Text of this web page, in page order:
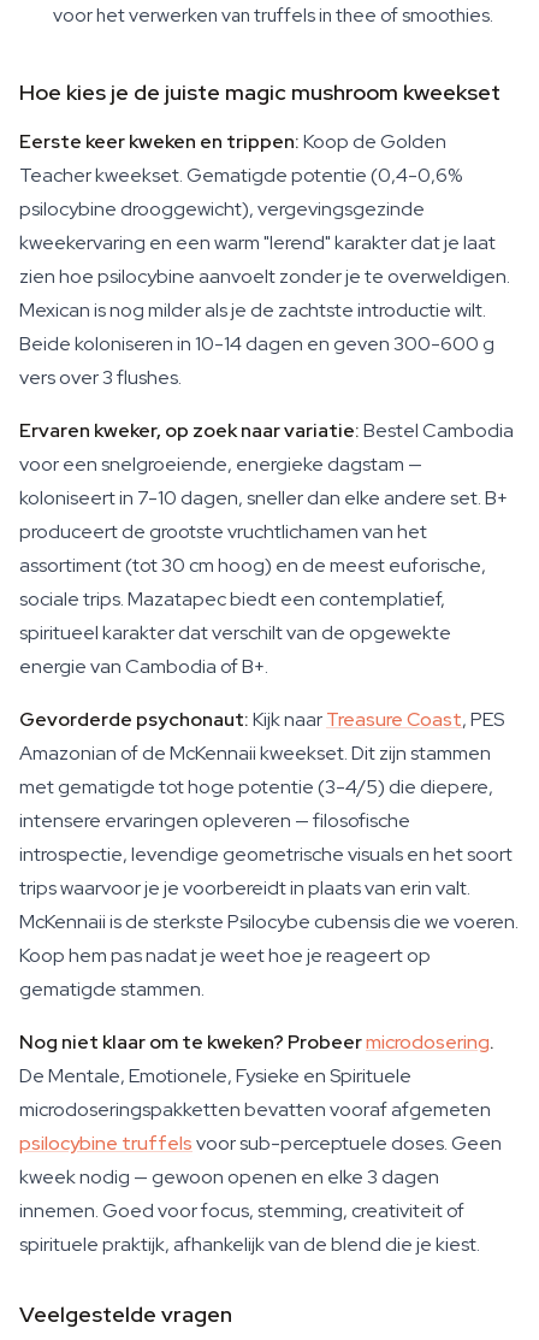
voor het verwerken van truffels in thee of smoothies.
Hoe kies je de juiste magic mushroom kweekset
Eerste keer kweken en trippen:Koop de Golden
Teacher kweekset. Gematigde potentie (0,4-0,6%
psilocybine drooggewicht), vergevingsgezinde
kweekervaring en een warm "lerend" karakter dat je laat
zien hoe psilocybine aanvoelt zonder je te overweldigen.
Mexican is nog milder als je de zachtste introductie wilt.
Beide koloniseren in 10-14 dagen en geven 300-600 g
vers over 3 flushes.
Ervaren kweker, op zoek naar variatie:Bestel Cambodia
voor een snelgroeiende, energieke dagstam —
koloniseert in 7-10 dagen, sneller dan elke andere set. B+
produceert de grootste vruchtlichamen van het
assortiment (tot 30 cm hoog) en de meest euforische,
sociale trips. Mazatapec biedt een contemplatief,
spiritueel karakter dat verschilt van de opgewekte
energie van Cambodia of B+.
Gevorderde psychonaut:Kijk naarTreasure Coast, PES
Amazonian of de McKennaii kweekset. Dit zijn stammen
met gematigde tot hoge potentie (3-4/5) die diepere,
intensere ervaringen opleveren — filosofische
introspectie, levendige geometrische visuals en het soort
trips waarvoor je je voorbereidt in plaats van erin valt.
McKennaii is de sterkste Psilocybe cubensis die we voeren.
Koop hem pas nadat je weet hoe je reageert op
gematigde stammen.
Nog niet klaar om te kweken? Probeermicrodosering.
De Mentale, Emotionele, Fysieke en Spirituele
microdoseringspakketten bevatten vooraf afgemeten
psilocybine truffelsvoor sub-perceptuele doses. Geen
kweek nodig — gewoon openen en elke 3 dagen
innemen. Goed voor focus, stemming, creativiteit of
spirituele praktijk, afhankelijk van de blend die je kiest.
Veelgestelde vragen